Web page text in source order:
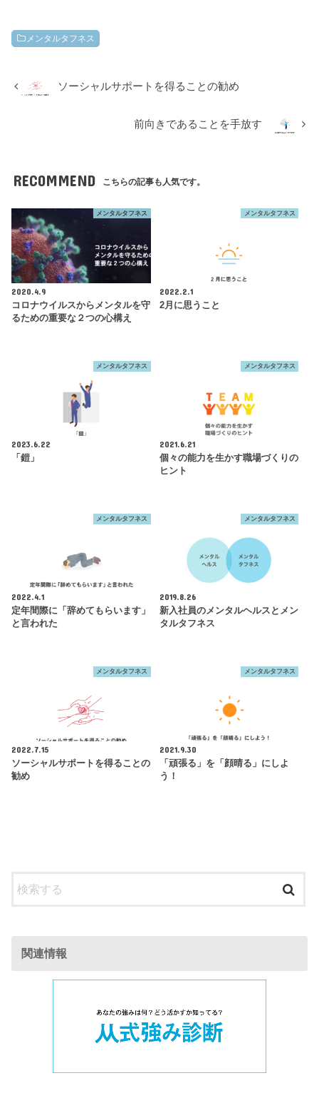
メンタルタフネス
ソーシャルサポートを得ることの勧め
前向きであることを手放す
RECOMMEND こちらの記事も人気です。
メンタルタフネス
2020.4.9
コロナウイルスからメンタルを守
るための重要な２つの心構え
メンタルタフネス
2022.2.1
2月に思うこと
メンタルタフネス
2023.6.22
「鎧」
メンタルタフネス
2021.6.21
個々の能力を生かす職場づくりの
ヒント
メンタルタフネス
2022.4.1
定年間際に「辞めてもらいます」
と言われた
メンタルタフネス
2019.8.26
新入社員のメンタルヘルスとメン
タルタフネス
メンタルタフネス
2022.7.15
ソーシャルサポートを得ることの
勧め
メンタルタフネス
2021.9.30
「頑張る」を「顔晴る」にしよ
う！
関連情報